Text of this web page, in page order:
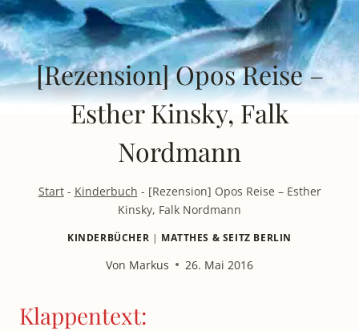
[Rezension] Opos Reise –
Esther Kinsky, Falk
Nordmann
Start- Kinderbuch - [Rezension] Opos Reise – Esther
Kinsky, Falk Nordmann
KINDERBÜCHER | MATTHES & SEITZ BERLIN
Von Markus 26. Mai 2016
Klappentext: